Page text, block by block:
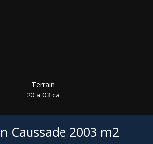
Terrain
20 a 03 ca
Caussade 2003 m2